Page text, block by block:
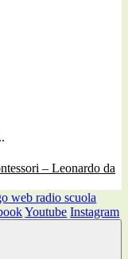
Youtube Instagram